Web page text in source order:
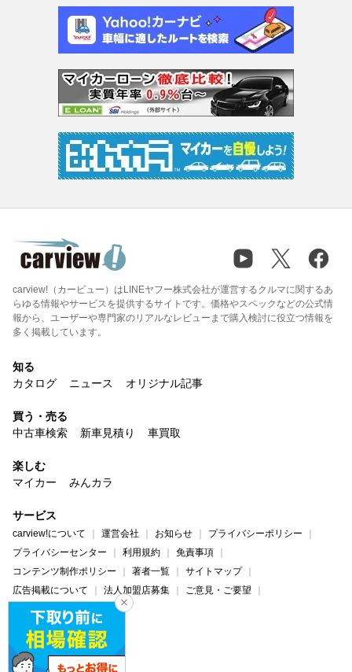
carview!（カービュー）はLINEヤフー株式会社が運営するクルマに関するあ
らゆる情報やサービスを提供するサイトです。価格やスペックなどの公式情
報から、ユーザーや専門家のリアルなレビューまで購入検討に役立つ情報を
多く掲載しています。
知る
カタログ
ニュース オリジナル記事
買う・売る
中古車検索
新車見積り 車買取
楽しむ
マイカー
みんカラ
サービス
carview!について 運営会社 お知らせ
プライバシーポリシー
プライバシーセンター
利用規約
免責事項
コンテンツ制作ポリシー
著者一覧
サイトマップ
広告掲載について
法人加盟店募集
ご意見・ご要望
ヘルプ・お問い合わせ
carview! Yahoo! JAPAN